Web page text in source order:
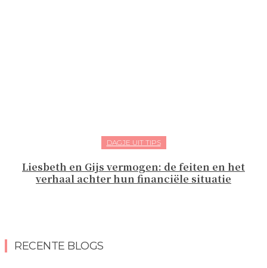
DAGJE UIT TIPS
Liesbeth en Gijs vermogen: de feiten en het
verhaal achter hun financiële situatie
RECENTE BLOGS